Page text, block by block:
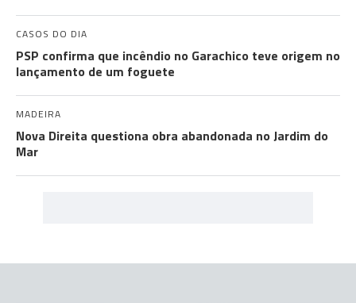
CASOS DO DIA
PSP confirma que incêndio no Garachico teve origem no
lançamento de um foguete
MADEIRA
Nova Direita questiona obra abandonada no Jardim do
Mar